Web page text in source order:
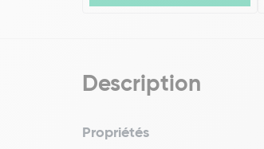
Description
Propriétés